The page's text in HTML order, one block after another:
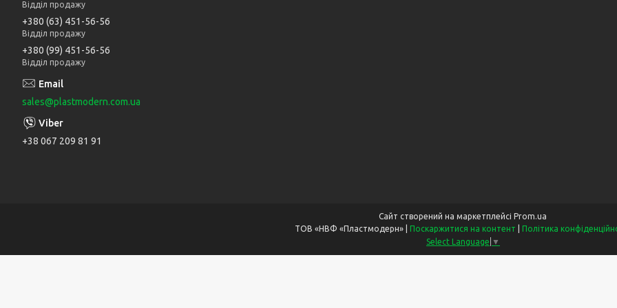
Відділ продажу
+380 (63) 451-56-56
Відділ продажу
+380 (99) 451-56-56
Відділ продажу
sales@plastmodern.com.ua
+38 067 209 81 91
Сайт створений на маркетплейсі Prom.ua
Поскаржитися на контент
Політика
Select Language ▼